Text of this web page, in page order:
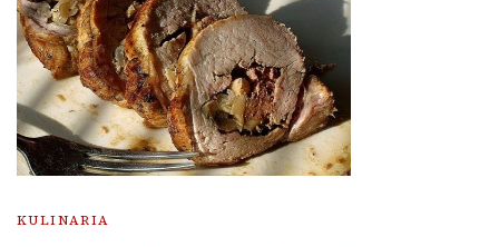
KULINARIA